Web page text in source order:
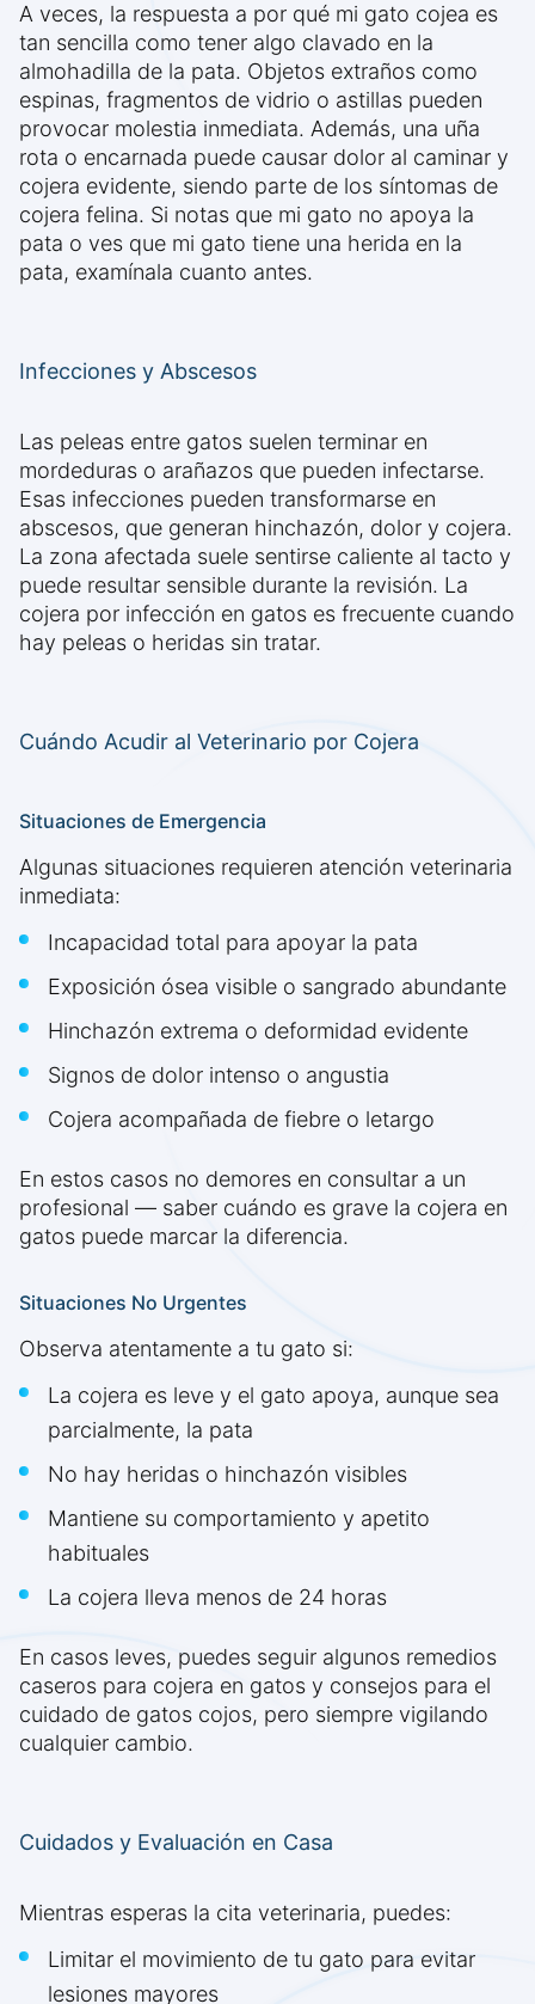
A veces, la respuesta a por qué mi gato cojea es
tan sencilla como tener algo clavado en la
almohadilla de la pata. Objetos extraños como
espinas, fragmentos de vidrio o astillas pueden
provocar molestia inmediata. Además, una uña
rota o encarnada puede causar dolor al caminar y
cojera evidente, siendo parte de los síntomas de
cojera felina. Si notas que mi gato no apoya la
pata o ves que mi gato tiene una herida en la
pata, examínala cuanto antes.
Infecciones y Abscesos
Las peleas entre gatos suelen terminar en
mordeduras o arañazos que pueden infectarse.
Esas infecciones pueden transformarse en
abscesos, que generan hinchazón, dolor y cojera.
La zona afectada suele sentirse caliente al tacto y
puede resultar sensible durante la revisión. La
cojera por infección en gatos es frecuente cuando
hay peleas o heridas sin tratar.
Cuándo Acudir al Veterinario por Cojera
Situaciones de Emergencia
Algunas situaciones requieren atención veterinaria
inmediata:
Incapacidad total para apoyar la pata
Exposición ósea visible o sangrado abundante
Hinchazón extrema o deformidad evidente
Signos de dolor intenso o angustia
Cojera acompañada de fiebre o letargo
En estos casos no demores en consultar a un
profesional — saber cuándo es grave la cojera en
gatos puede marcar la diferencia.
Situaciones No Urgentes
Observa atentamente a tu gato si:
La cojera es leve y el gato apoya, aunque sea
parcialmente, la pata
No hay heridas o hinchazón visibles
Mantiene su comportamiento y apetito
habituales
La cojera lleva menos de 24 horas
En casos leves, puedes seguir algunos remedios
caseros para cojera en gatos y consejos para el
cuidado de gatos cojos, pero siempre vigilando
cualquier cambio.
Cuidados y Evaluación en Casa
Mientras esperas la cita veterinaria, puedes:
Limitar el movimiento de tu gato para evitar
lesiones mayores